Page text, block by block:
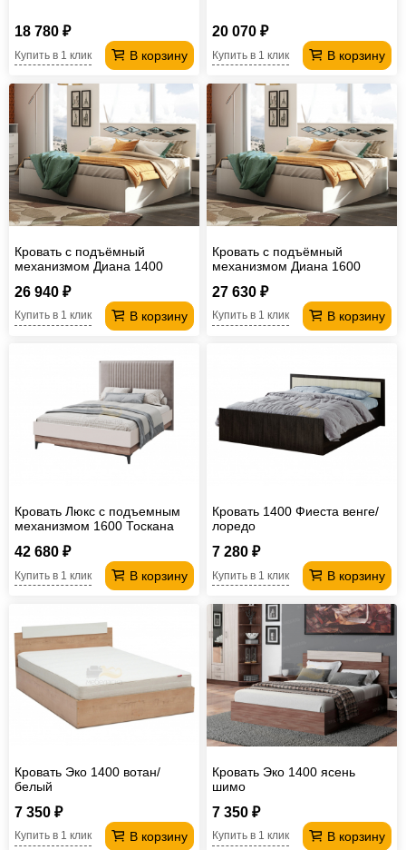
18 780 ₽
В корзину
Купить в 1 клик
20 070 ₽
В корзину
Купить в 1 клик
Кровать с подъёмный
механизмом Диана 1400
26 940 ₽
В корзину
Купить в 1 клик
Кровать с подъёмный
механизмом Диана 1600
27 630 ₽
В корзину
Купить в 1 клик
Кровать Люкс с подъемным
механизмом 1600 Тоскана
42 680 ₽
В корзину
Купить в 1 клик
Кровать 1400 Фиеста венге/
лоредо
7 280 ₽
В корзину
Купить в 1 клик
Кровать Эко 1400 вотан/
белый
7 350 ₽
В корзину
Купить в 1 клик
Кровать Эко 1400 ясень
шимо
7 350 ₽
В корзину
Купить в 1 клик